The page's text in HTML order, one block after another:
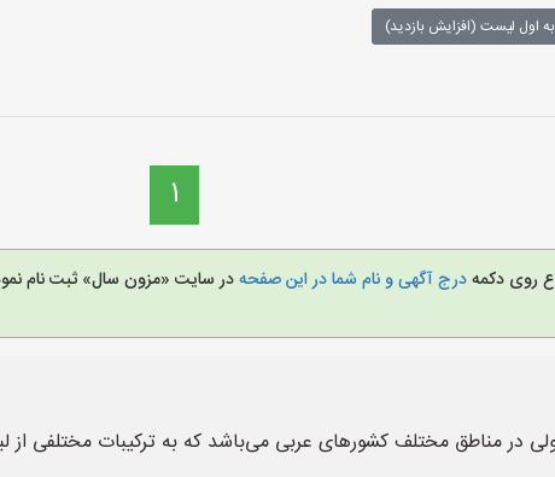
اول لیست (افزایش بازدید)
1
روی دکمهدرج آگهی و نام شما در این صفحهدر سایت «مزون سال» ثبت نام
در مناطق مختلف کشورهای عربی می‌باشد که به ترکیبات مختلفی از